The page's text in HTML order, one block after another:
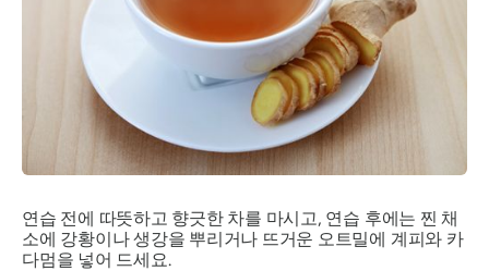
연습 전에 따뜻하고 향긋한 차를 마시고, 연습 후에는 찐 채
소에 강황이나 생강을 뿌리거나 뜨거운 오트밀에 계피와 카
다멈을 넣어 드세요.